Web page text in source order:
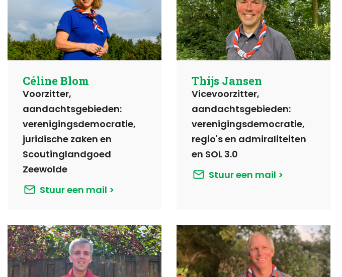
Céline Blom
Voorzitter,
aandachtsgebieden:
verenigingsdemocratie,
juridische zaken en
Scoutinglandgoed
Zeewolde
Stuur een mail
Thijs Jansen
Vicevoorzitter,
aandachtsgebieden:
verenigingsdemocratie,
regio's en admiraliteiten
en SOL 3.0
Stuur een mail